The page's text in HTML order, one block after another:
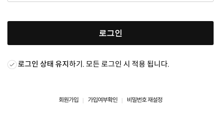
로그인
로그인 상태 유지하기. 모든 로그인 시 적용 됩니다.
회원가입 가입여부확인 비밀번호 재설정